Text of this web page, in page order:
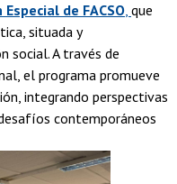
de FACSO, que
situada y
social. A través de
el programa promueve
integrando perspectivas
contemporáneos